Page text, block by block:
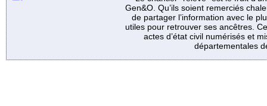
Gen&O. Qu’ils soient remerciés
de partager l’information avec le
utiles pour retrouver ses ancêtres.
actes d’état civil numérisés et
départementales